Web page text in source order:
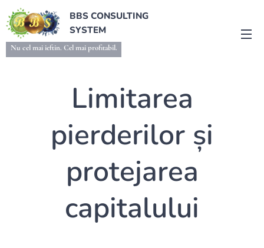
BBS CONSULTING
SYSTEM
Nu cel mai ieftin. Cel mai profitabil.
Limitarea
pierderilor și
protejarea
capitalului